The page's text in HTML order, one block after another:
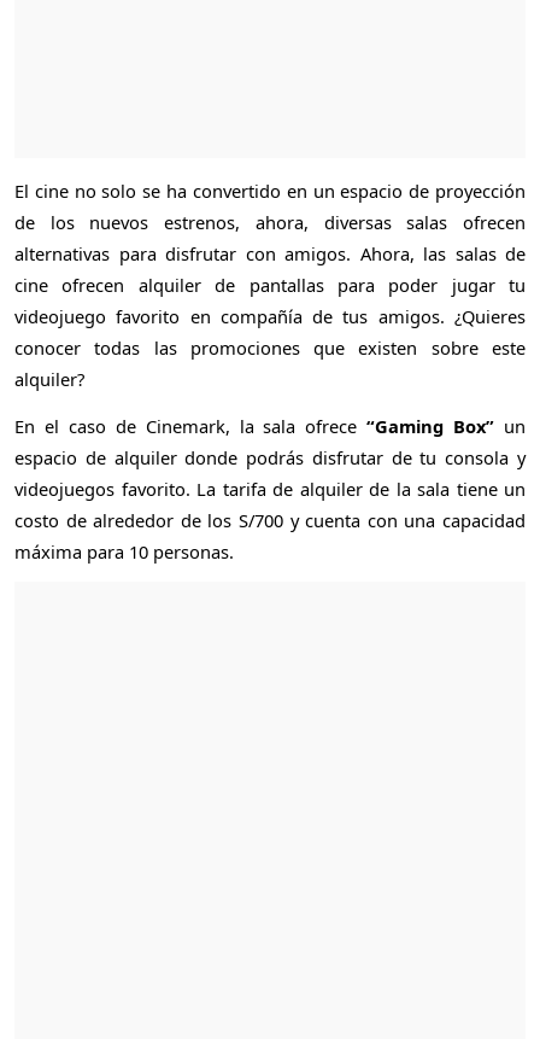
El cine no solo se ha convertido en un espacio de proyección
de los nuevos estrenos, ahora, diversas salas ofrecen
alternativas para disfrutar con amigos. Ahora, las salas de
cine ofrecen alquiler de pantallas para poder jugar tu
videojuego favorito en compañía de tus amigos. ¿Quieres
conocer todas las promociones que existen sobre este
alquiler?
En el caso de Cinemark, la sala ofrece “Gaming Box” un
espacio de alquiler donde podrás disfrutar de tu consola y
videojuegos favorito. La tarifa de alquiler de la sala tiene un
costo de alrededor de los S/700 y cuenta con una capacidad
máxima para 10 personas.